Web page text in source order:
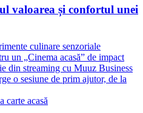
valoarea și confortul unei
culinare senzoriale
un „Cinema acasă” de impact
din streaming cu Muuz Business
o sesiune de prim ajutor, de la
carte acasă